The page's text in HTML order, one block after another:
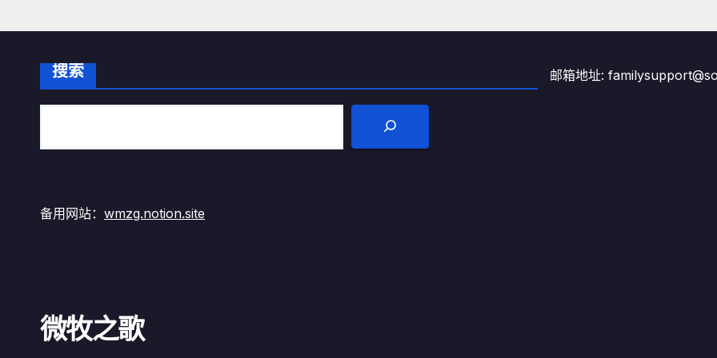
分
搜索 邮箱地址:
备用网站： wmzg.notion.site
微牧之歌